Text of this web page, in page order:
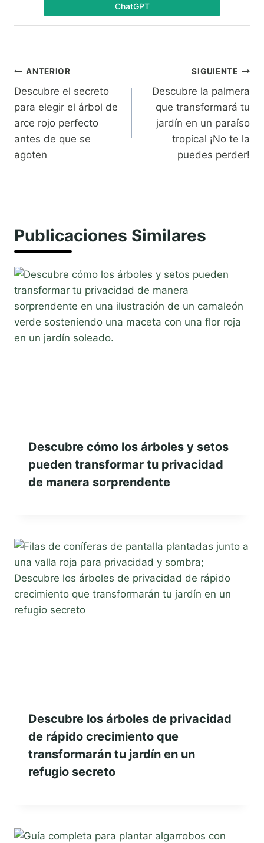
ChatGPT
Navegación
de
entradas
ANTERIOR
Descubre el secreto
para elegir el árbol de
arce rojo perfecto
antes de que se
agoten
SIGUIENTE
Descubre la palmera
que transformará tu
jardín en un paraíso
tropical ¡No te la
puedes perder!
Publicaciones Similares
Descubre cómo los árboles y setos
pueden transformar tu privacidad
de manera sorprendente
Descubre los árboles de privacidad
de rápido crecimiento que
transformarán tu jardín en un
refugio secreto